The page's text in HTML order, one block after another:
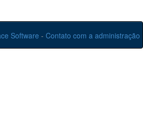
Software - Contato com a administração